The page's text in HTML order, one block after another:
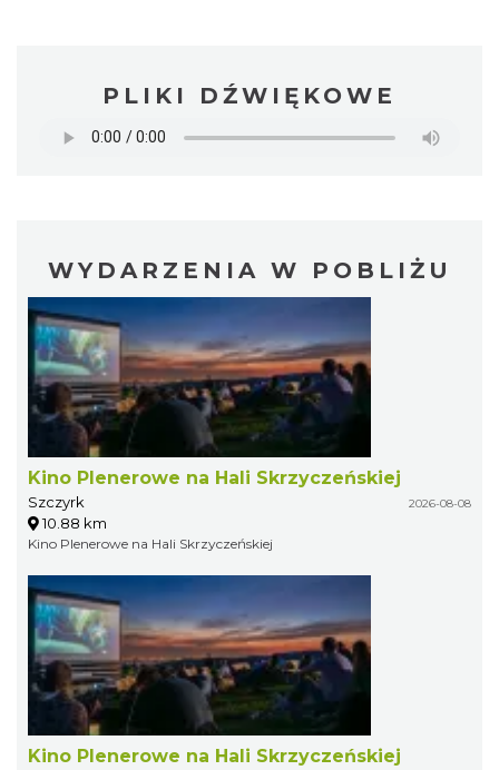
PLIKI DŹWIĘKOWE
WYDARZENIA W POBLIŻU
Kino Plenerowe na Hali Skrzyczeńskiej
Szczyrk 2026-08-08
10.88 km
Kino Plenerowe na Hali Skrzyczeńskiej
Kino Plenerowe na Hali Skrzyczeńskiej